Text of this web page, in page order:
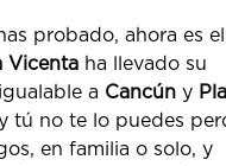
probado, ahora es el
Vicenta ha llevado su
a Cancún y
tú no te lo puedes
en familia o solo, y